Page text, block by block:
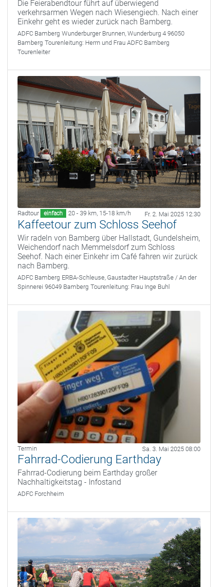
Die Feierabendtour führt auf überwiegend
verkehrsarmen Wegen nach Wiesengiech. Nach einer
Einkehr geht es wieder zurück nach Bamberg.
ADFC Bamberg Wunderburger Brunnen, Wunderburg 4 96050
Bamberg Tourenleitung: Herrn und Frau ADFC Bamberg
Tourenleiter
Radtour einfach 20 - 39 km, 15-18 km/h Fr. 2. Mai 2025 12:30
Kaffeetour zum Schloss Seehof
Wir radeln von Bamberg über Hallstadt, Gundelsheim,
Weichendorf nach Memmelsdorf zum Schloss
Seehof. Nach einer Einkehr im Café fahren wir zurück
nach Bamberg.
ADFC Bamberg ERBA-Schleuse, Gaustadter Hauptstraße / An der
Spinnerei 96049 Bamberg Tourenleitung: Frau Inge Buhl
Termin Sa. 3. Mai 2025 08:00
Fahrrad-Codierung Earthday
Fahrrad-Codierung beim Earthday großer
Nachhaltigkeitstag - Infostand
ADFC Forchheim